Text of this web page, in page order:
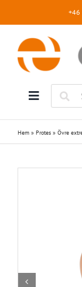
+46
Hem » Protes » Övre
